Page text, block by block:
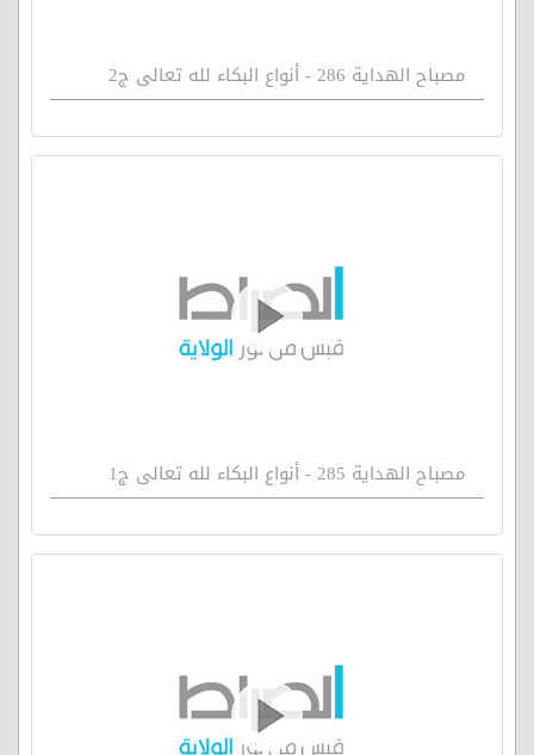
مصباح الهداية 286 - أنواع البكاء لله تعالى ج2
مصباح الهداية 285 - أنواع البكاء لله تعالى ج1